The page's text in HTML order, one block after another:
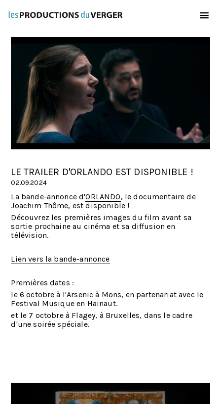
Aller au contenu principal
LE TRAILER D'ORLANDO EST DISPONIBLE !
02.09.2024
La bande-annonce d'ORLANDO, le documentaire de
Joachim Thôme, est disponible !
Découvrez les premières images du film avant sa
sortie prochaine au cinéma et sa diffusion en
télévision.
Lien vers la bande-annonce
Premières dates :
le 6 octobre à l'Arsenic à Mons, en partenariat avec le
Festival Musique en Hainaut.
et le 7 octobre à Flagey, à Bruxelles, dans le cadre
d'une soirée spéciale.